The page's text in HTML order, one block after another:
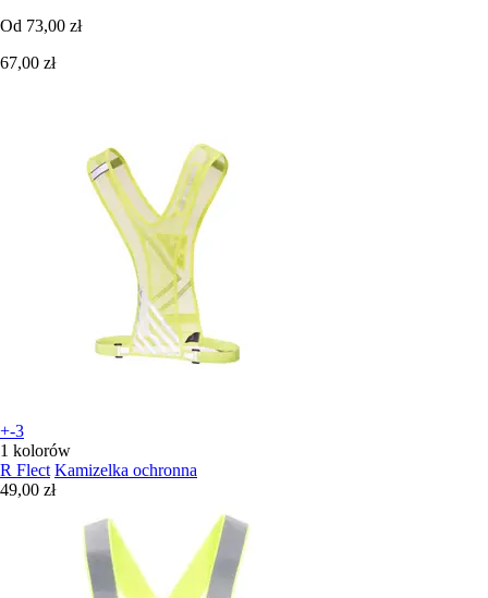
Od 73,00 zł
67,00 zł
+-3
1 kolorów
R Flect Kamizelka ochronna
49,00 zł